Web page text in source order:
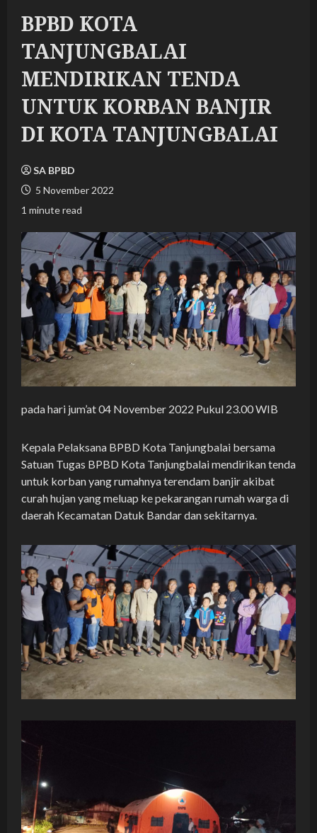
BPBD KOTA
TANJUNGBALAI
MENDIRIKAN TENDA
UNTUK KORBAN BANJIR
DI KOTA TANJUNGBALAI
SA BPBD
5 November 2022
1 minute read
pada hari jum’at 04 November 2022 Pukul 23.00 WIB
Kepala Pelaksana BPBD Kota Tanjungbalai bersama
Satuan Tugas BPBD Kota Tanjungbalai mendirikan tenda
untuk korban yang rumahnya terendam banjir akibat
curah hujan yang meluap ke pekarangan rumah warga di
daerah Kecamatan Datuk Bandar dan sekitarnya.